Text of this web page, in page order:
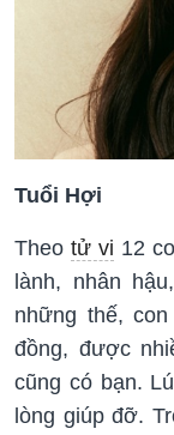
Tuổi Hợi
Theo tử vi 12
lành, nhân
những thế,
đồng, được
cũng có bạn.
lòng giúp đỡ.